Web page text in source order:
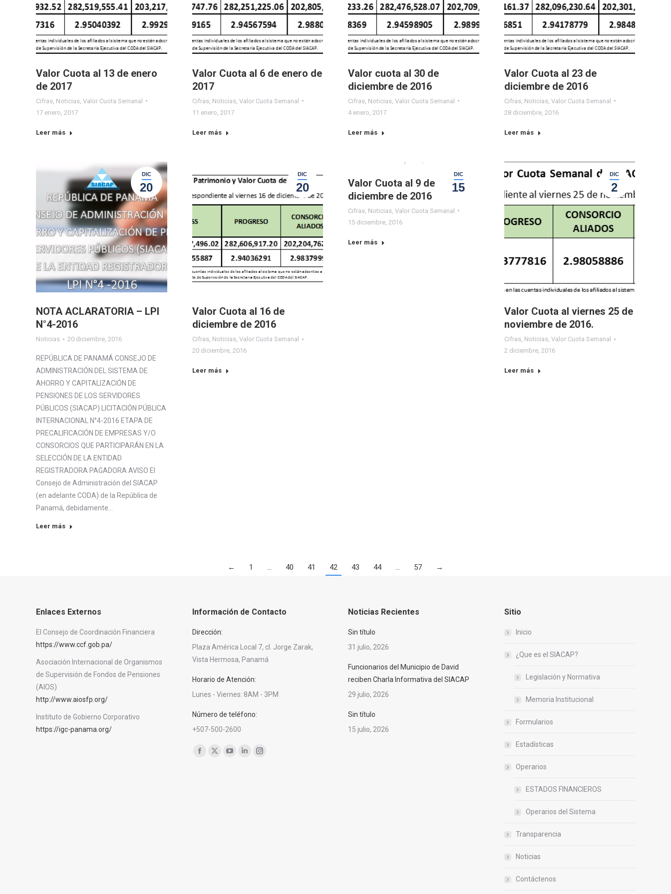
Valor Cuota al 13 de enero
de 2017
Cifras Noticias Valor Cuota Semanal
17 enero, 2017
Leer más
Valor Cuota al 6 de enero de
2017
Cifras, Noticias, Valor Cuota Semanal
11 enero, 2017
Leer más
Valor cuota al 30 de
diciembre de 2016
Cifras Noticias Valor Cuota Semanal
4 enero, 2017
Leer más
Valor Cuota al 23 de
diciembre de 2016
Cifras, Noticias, Valor Cuota Semanal
28 diciembre, 2016
Leer más
DIC
20
NOTA ACLARATORIA – LPI
N°4-2016
Noticias 20 diciembre, 2016
REPÚBLICA DE PANAMÁ CONSEJO DE
ADMINISTRACIÓN DEL SISTEMA DE
AHORRO Y CAPITALIZACIÓN DE
PENSIONES DE LOS SERVIDORES
PÚBLICOS (SIACAP) LICITACIÓN PÚBLICA
INTERNACIONAL N°4-2016 ETAPA DE
PRECALIFICACIÓN DE EMPRESAS Y/O
CONSORCIOS QUE PARTICIPARÁN EN LA
SELECCIÓN DE LA ENTIDAD
REGISTRADORA PAGADORA AVISO El
Consejo de Administración del SIACAP
(en adelante CODA) de la República de
Panamá, debidamente…
Leer más
DIC
20
Valor Cuota al 16 de
diciembre de 2016
Cifras, Noticias, Valor Cuota Semanal
20 diciembre, 2016
Leer más
DIC
15
Valor Cuota al 9 de
diciembre de 2016
Cifras Noticias Valor Cuota Semanal
15 diciembre, 2016
Leer más
DIC
2
Valor Cuota al viernes 25 de
noviembre de 2016.
Cifras, Noticias, Valor Cuota Semanal
2 diciembre, 2016
Leer más
← 1 … 40 41 42 43 44 … 57 →
Enlaces Externos
El Consejo de Coordinación Financiera
https://www.ccf.gob.pa/
Asociación Internacional de Organismos
de Supervisión de Fondos de Pensiones
(AIOS)
http://www.aiosfp.org/
Instituto de Gobierno Corporativo
https://igc-panama.org/
Información de Contacto
Dirección:
Plaza América Local 7, cl. Jorge Zarak,
Vista Hermosa, Panamá
Horario de Atención:
Lunes - Viernes: 8AM - 3PM
Número de teléfono:
+507-500-2600
Encuéntranos en:
YouTubeLinkedinInstagram
Noticias Recientes
Sin título
31 julio, 2026
Funcionarios del Municipio de David
reciben Charla Informativa del SIACAP
29 julio, 2026
Sin título
15 julio, 2026
Sitio
Inicio
¿Que es el SIACAP?
Legislación y Normativa
Memoria Institucional
Formularios
Estadísticas
Operarios
ESTADOS FINANCIEROS
Operarios del Sistema
Transparencia
Noticias
Contáctenos